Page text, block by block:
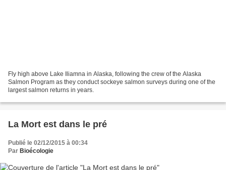
Fly high above Lake Iliamna in Alaska, following the crew of the Alaska
Salmon Program as they conduct sockeye salmon surveys during one of the
largest salmon returns in years.
La Mort est dans le pré
Publié le 02/12/2015 à 00:34
Par Bioécologie